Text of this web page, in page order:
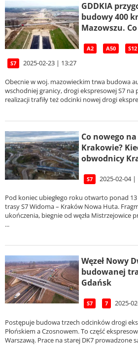
GDDKIA
budowy 400
Mazowszu.
A2 A50 S12
S7 2025-02-23 | 13:27
Obecnie w woj. mazowieckim trwa budowa
wschodniej granicy, drogi ekspresowej S7 na
realizacji trafiły też odcinki nowej drogi
Co nowego
Krakowie?
obwodnicy
S7 2025-02-04 |
Pod koniec ubiegłego roku otwarto ponad
trasy S7 Widoma – Kraków Nowa Huta.
ukończenia, biegnie od węzła Mistrzejowice
...
Węzeł Nowy
budowanej
Gdańsk
S7 7 2025-
Postępuje budowa trzech odcinków drogi
Płońskiem a Czosnowem. To część
Warszawą. Prace na starej DK7 prowadzone